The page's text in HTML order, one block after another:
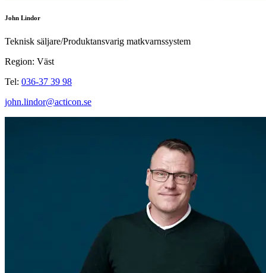
John Lindor
Teknisk säljare/Produktansvarig matkvarnssystem
Region: Väst
Tel: 036-37 39 98
john.lindor@acticon.se